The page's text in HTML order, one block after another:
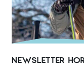
NEWSLETTER